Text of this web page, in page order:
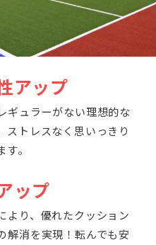
アップ
ギュラーがない理想的な
ストレスなく思いっきり
。
ップ
より、優れたクッション
解消を実現！転んでも安